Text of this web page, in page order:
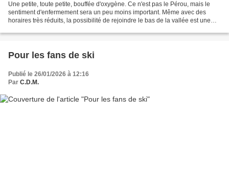
Une petite, toute petite, bouffée d'oxygène. Ce n'est pas le Pérou, mais le
sentiment d'enfermement sera un peu moins important. Même avec des
horaires très réduits, la possibilité de rejoindre le bas de la vallée est une
Pour les fans de ski
Publié le 26/01/2026 à 12:16
Par C.D.M.